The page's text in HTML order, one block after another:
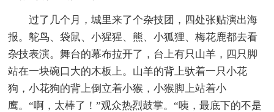
过了几个月，城里来了个杂技团，四处张贴演出海
报。鸵鸟、袋鼠、小猩猩、熊、小狐狸、梅花鹿都去看
杂技表演。舞台的幕布拉开了，台上有只山羊，四只脚
站在一块碗口大的木板上。山羊的背上驮着一只小花
狗，小花狗的背上倒立着小猴，小猴脚上站着小
鹰。“啊，太棒了！”观众热烈鼓掌。“咦，最底下的不是